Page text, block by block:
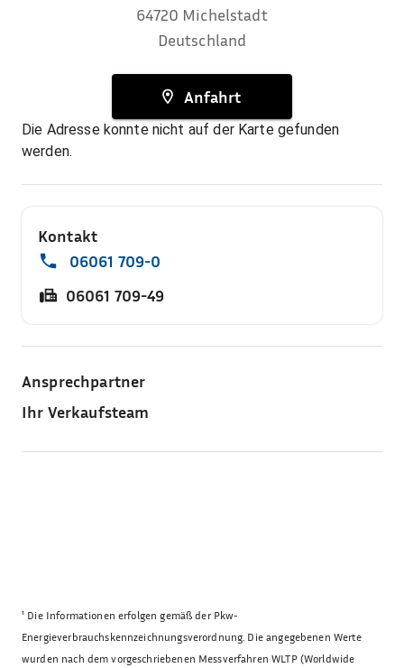
64720 Michelstadt
Deutschland
Anfahrt
Die Adresse konnte nicht auf der Karte gefunden
werden.
Kontakt
06061 709-0
06061 709-49
Ansprechpartner
Ihr Verkaufsteam
¹ Die Informationen erfolgen gemäß der Pkw-
Energieverbrauchskennzeichnungsverordnung. Die angegebenen Werte
wurden nach dem vorgeschriebenen Messverfahren WLTP (Worldwide